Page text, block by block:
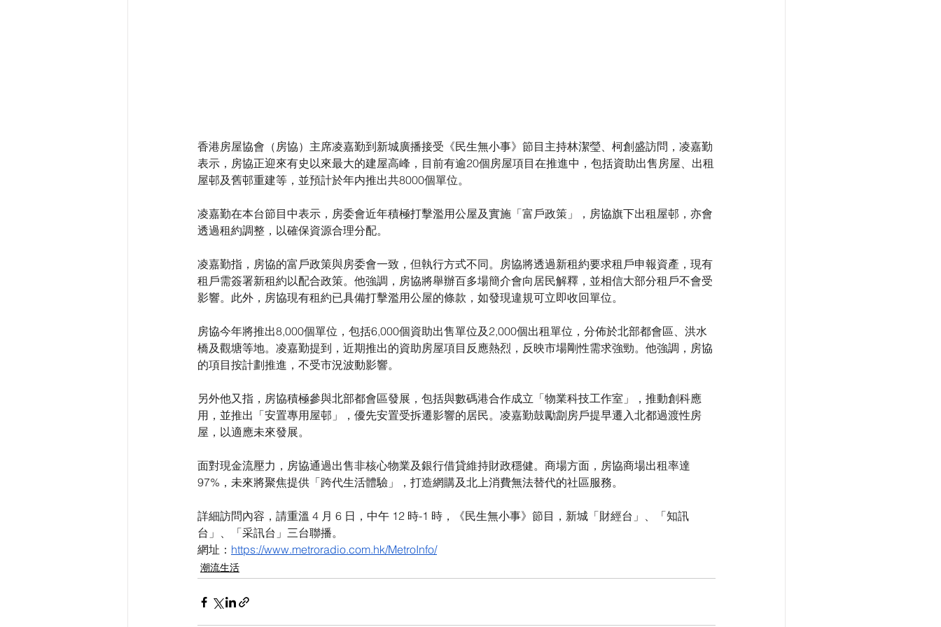
香港房屋協會（房協）主席凌嘉勤到新城廣播接受《民生無小事》節目主持林潔瑩、柯創盛訪問，凌嘉勤
表示，房協正迎來有史以來最大的建屋高峰，目前有逾20個房屋項目在推進中，包括資助出售房屋、出租
屋邨及舊邨重建等，並預計於年内推出共8000個單位。
凌嘉勤在本台節目中表示，房委會近年積極打擊濫用公屋及實施「富戶政策」，房協旗下出租屋邨，亦會
透過租約調整，以確保資源合理分配。
凌嘉勤指，房協的富戶政策與房委會一致，但執行方式不同。房協將透過新租約要求租戶申報資產，現有
租戶需簽署新租約以配合政策。他強調，房協將舉辦百多場簡介會向居民解釋，並相信大部分租戶不會受
影響。此外，房協現有租約已具備打擊濫用公屋的條款，如發現違規可立即收回單位。
房協今年將推出8,000個單位，包括6,000個資助出售單位及2,000個出租單位，分佈於北部都會區、洪水
橋及觀塘等地。凌嘉勤提到，近期推出的資助房屋項目反應熱烈，反映市場剛性需求強勁。他強調，房協
的項目按計劃推進，不受市況波動影響。
另外他又指，房協積極參與北部都會區發展，包括與數碼港合作成立「物業科技工作室」，推動創科應
用，並推出「安置專用屋邨」，優先安置受拆遷影響的居民。凌嘉勤鼓勵劏房戶提早遷入北都過渡性房
屋，以適應未來發展。
面對現金流壓力，房協通過出售非核心物業及銀行借貸維持財政穩健。商場方面，房協商場出租率達
97%，未來將聚焦提供「跨代生活體驗」，打造網購及北上消費無法替代的社區服務。
詳細訪問內容，請重溫 4 月 6 日，中午 12 時-1 時，《民生無小事》節目，新城「財經台」、「知訊
台」、「采訊台」三台聯播。
網址： https://www.metroradio.com.hk/MetroInfo/
潮流生活